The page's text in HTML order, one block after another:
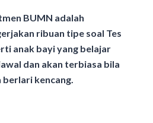
BUMN adalah
ribuan tipe soal Tes
anak bayi yang belajar
dan akan terbiasa bila
kencang.